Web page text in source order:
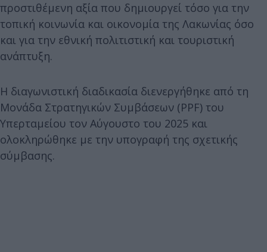
προστιθέμενη αξία που δημιουργεί τόσο για την
τοπική κοινωνία και οικονομία της Λακωνίας όσο
και για την εθνική πολιτιστική και τουριστική
ανάπτυξη.
Η διαγωνιστική διαδικασία διενεργήθηκε από τη
Μονάδα Στρατηγικών Συμβάσεων (PPF) του
Υπερταμείου τον Αύγουστο του 2025 και
ολοκληρώθηκε με την υπογραφή της σχετικής
σύμβασης.